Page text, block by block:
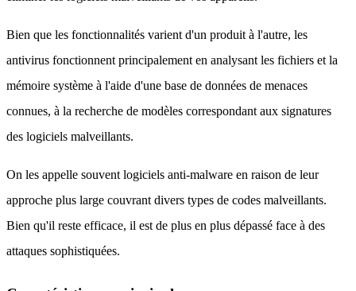
Bien que les fonctionnalités varient d'un produit à l'autre, les
antivirus fonctionnent principalement en analysant les fichiers et la
mémoire système à l'aide d'une base de données de menaces
connues, à la recherche de modèles correspondant aux signatures
des logiciels malveillants.
On les appelle souvent logiciels anti-malware en raison de leur
approche plus large couvrant divers types de codes malveillants.
Bien qu'il reste efficace, il est de plus en plus dépassé face à des
attaques sophistiquées.